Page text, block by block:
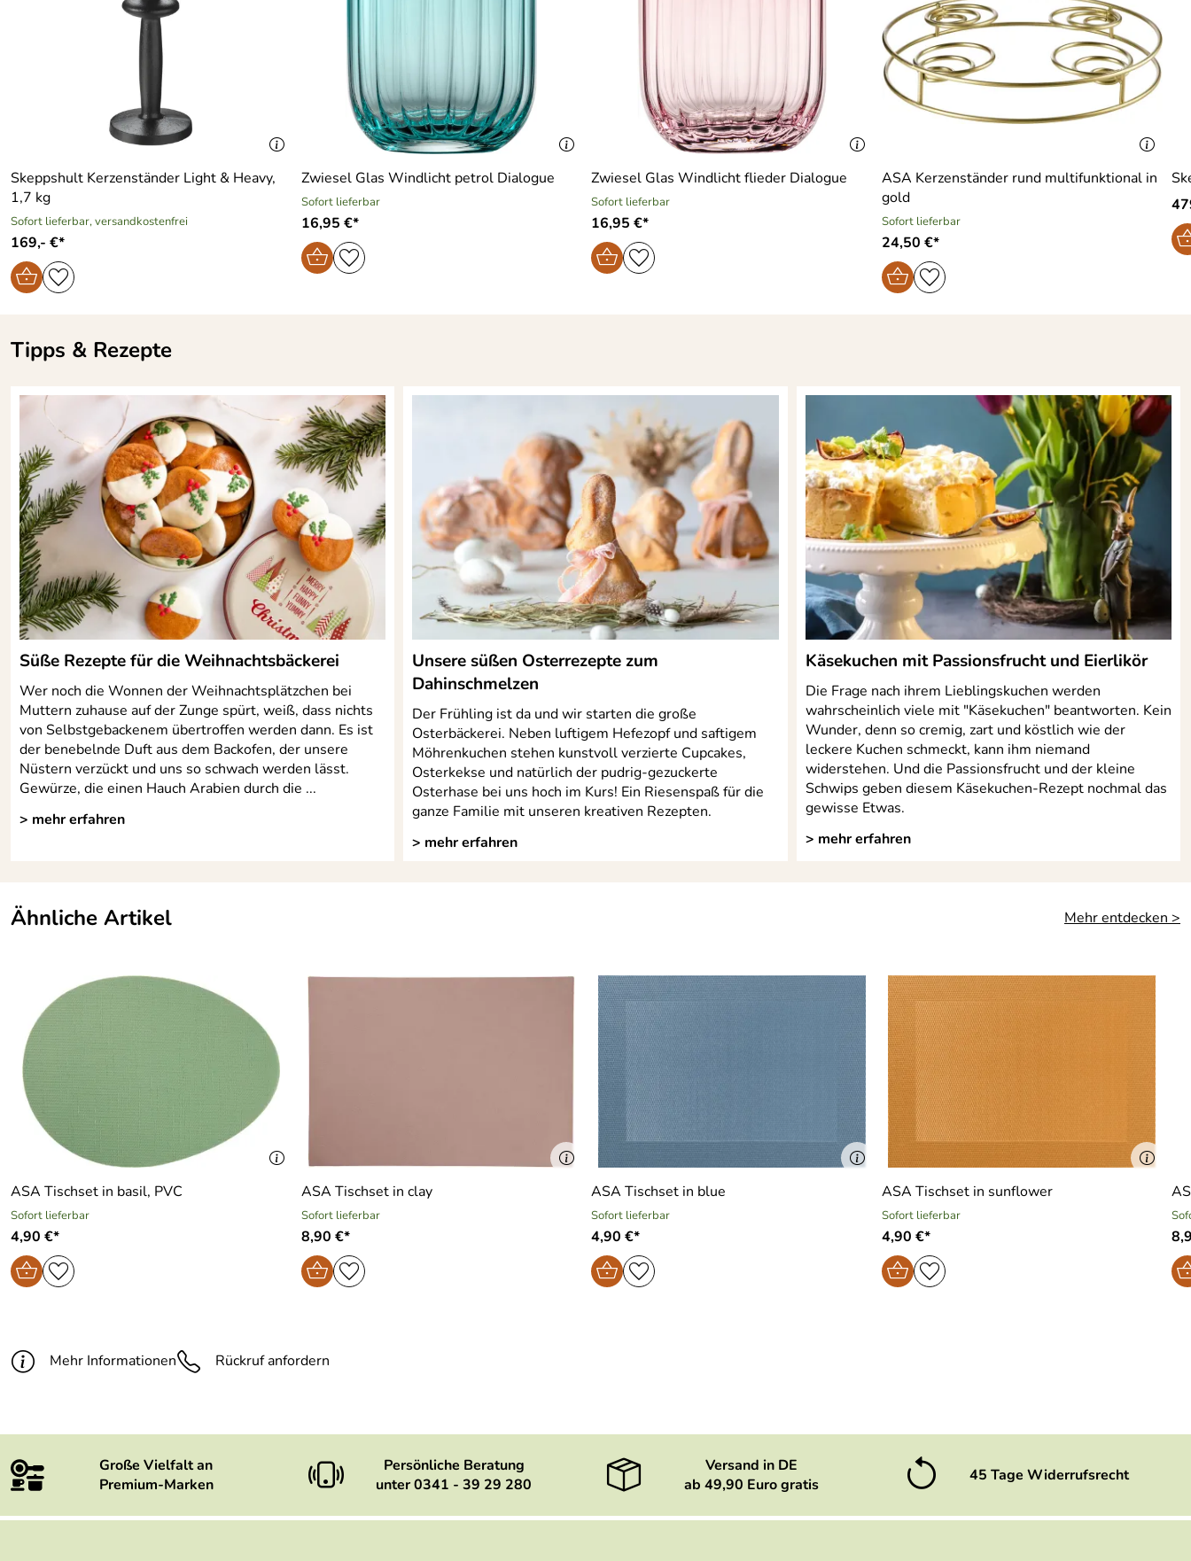
Skeppshult Kerzenständer Light & Heavy,
1,7 kg
Sofort lieferbar, versandkostenfrei
169,- €*
Zwiesel Glas Windlicht petrol Dialogue
Sofort lieferbar
16,95 €*
Zwiesel Glas Windlicht flieder Dialogue
Sofort lieferbar
16,95 €*
ASA Kerzenständer rund multifunktional in
gold
Sofort lieferbar
24,50 €*
Tipps & Rezepte
Süße Rezepte für die Weihnachtsbäckerei
Wer noch die Wonnen der Weihnachtsplätzchen bei
Muttern zuhause auf der Zunge spürt, weiß, dass nichts
von Selbstgebackenem übertroffen werden dann. Es ist
der benebelnde Duft aus dem Backofen, der unsere
Nüstern verzückt und uns so schwach werden lässt.
Gewürze, die einen Hauch Arabien durch die ...
> mehr erfahren
Unsere süßen Osterrezepte zum
Dahinschmelzen
Der Frühling ist da und wir starten die große
Osterbäckerei. Neben luftigem Hefezopf und saftigem
Möhrenkuchen stehen kunstvoll verzierte Cupcakes,
Osterkekse und natürlich der pudrig-gezuckerte
Osterhase bei uns hoch im Kurs! Ein Riesenspaß für die
ganze Familie mit unseren kreativen Rezepten.
> mehr erfahren
Käsekuchen mit Passionsfrucht und Eierlikör
Die Frage nach ihrem Lieblingskuchen werden
wahrscheinlich viele mit "Käsekuchen" beantworten. Kein
Wunder, denn so cremig, zart und köstlich wie der
leckere Kuchen schmeckt, kann ihm niemand
widerstehen. Und die Passionsfrucht und der kleine
Schwips geben diesem Käsekuchen-Rezept nochmal das
gewisse Etwas.
> mehr erfahren
Ähnliche Artikel Mehr entdecken >
ASA Tischset in basil, PVC
Sofort lieferbar
4,90 €*
ASA Tischset in clay
Sofort lieferbar
8,90 €*
ASA Tischset in blue
Sofort lieferbar
4,90 €*
ASA Tischset in sunflower
Sofort lieferbar
4,90 €*
Mehr Informationen Rückruf anfordern
Große Vielfalt an
Premium-Marken
Persönliche Beratung
unter 0341 - 39 29 280
Versand in DE
ab 49,90 Euro gratis
45 Tage Widerrufsrecht